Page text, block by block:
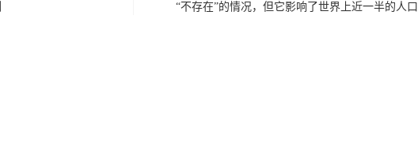
“不存在”的情况，但它影响了世界上近一半的人口